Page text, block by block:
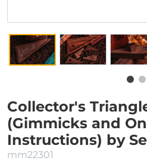
Collector's
(Gimmicks and
Instructions) by
mm22301